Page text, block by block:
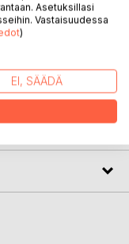
mielissä
Asetuksillasi
Vastaisuudessa
)
EI, SÄÄDÄ